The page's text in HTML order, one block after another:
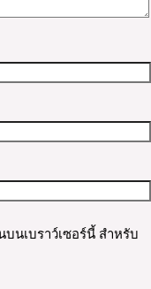
นเบราว์เซอร์นี้ สำหรับ